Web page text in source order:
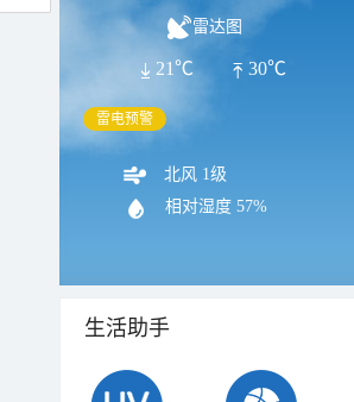
雷达图
30℃
21℃
雷电预警
北风 1级
相对湿度 57%
生活助手